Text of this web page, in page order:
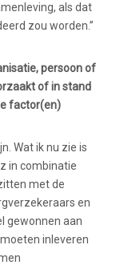
als dat
zou worden.”
persoon of
of in stand
factor(en)
Wat ik nu zie is
in combinatie
met de
en
gewonnen aan
inleveren